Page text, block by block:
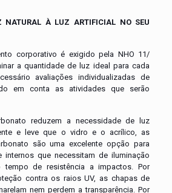
NATURAL À LUZ ARTIFICIAL NO SEU
corporativo é exigido pela NHO 11/
a quantidade de luz ideal para cada
avaliações individualizadas de
em conta as atividades que serão
reduzem a necessidade de luz
e leve que o vidro e o acrílico, as
são uma excelente opção para
internos que necessitam de iluminação
tempo de resistência a impactos. Por
contra os raios UV, as chapas de
nem perdem a transparência. Por